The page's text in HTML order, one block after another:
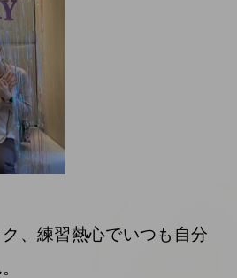
、練習熱心でいつも自分